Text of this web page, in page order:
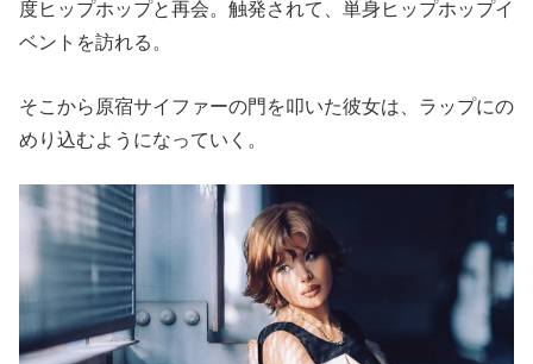
度ヒップホップと再会。触発されて、単身ヒップホップイ
ベントを訪れる。
そこから原宿サイファーの門を叩いた彼女は、ラップにの
めり込むようになっていく。